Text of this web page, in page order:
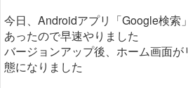
今日、Androidアプリ「Google検索
あったので早速やりました
バージョンアップ後、ホーム画面
態になりました